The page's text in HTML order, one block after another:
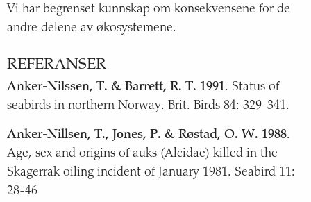
Vi har begrenset kunnskap om konsekvensene for de
andre delene av økosystemene.
REFERANSER
Anker-Nilssen, T. & Barrett, R. T. 1991. Status of
seabirds in northern Norway. Brit. Birds 84: 329-341.
Anker-Nillsen, T., Jones, P. & Røstad, O. W. 1988.
Age, sex and origins of auks (Alcidae) killed in the
Skagerrak oiling incident of January 1981. Seabird 11:
28-46